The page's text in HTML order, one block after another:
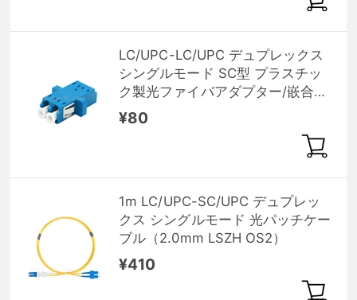
LC/UPC-LC/UPC デュプレックス
シングルモード SC型 プラスチッ
ク製光ファイバアダプター/嵌合ス
リーブ（フランジ付き）
¥80
1m LC/UPC-SC/UPC デュプレッ
クス シングルモード 光パッチケー
ブル（2.0mm LSZH OS2）
¥410